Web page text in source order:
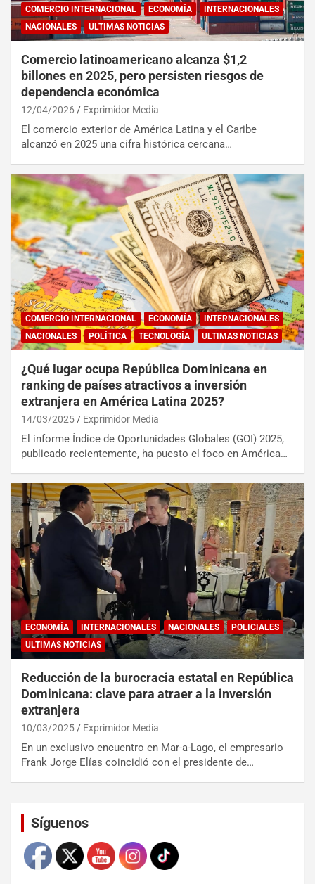
COMERCIO INTERNACIONAL ECONOMÍA
INTERNACIONALES
NACIONALES
ULTIMAS NOTICIAS
Comercio latinoamericano alcanza $1,2
billones en 2025, pero persisten riesgos de
dependencia económica
12/04/2026 Exprimidor Media
El comercio exterior de América Latina y el Caribe
alcanzó en 2025 una cifra histórica cercana…
COMERCIO INTERNACIONAL ECONOMÍA
INTERNACIONALES
NACIONALES
POLÍTICA TECNOLOGÍA ULTIMAS NOTICIAS
¿Qué lugar ocupa República Dominicana en
ranking de países atractivos a inversión
extranjera en América Latina 2025?
14/03/2025 Exprimidor Media
El informe Índice de Oportunidades Globales (GOI) 2025,
publicado recientemente, ha puesto el foco en América…
ECONOMÍA INTERNACIONALES NACIONALES
POLICIALES
ULTIMAS NOTICIAS
Reducción de la burocracia estatal en República
Dominicana: clave para atraer a la inversión
extranjera
10/03/2025 Exprimidor Media
En un exclusivo encuentro en Mar-a-Lago, el empresario
Frank Jorge Elías coincidió con el presidente de…
Síguenos